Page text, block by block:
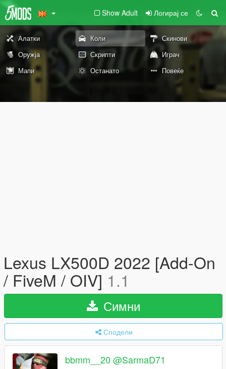
Show Adult Логирај се
Алатки Коли
Скинови
Оружја
Скрипти
Играч
Мапи
Останато Повеќе
Lexus LX500D 2022 [Add-On
/ FiveM / OIV] 1.1
Симни
Сподели
bbmm__20 @SarmaD71